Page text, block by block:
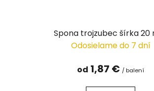
Spona trojzubec šírka 20
Odosielame do 7 dní
od 1,87 € / balení